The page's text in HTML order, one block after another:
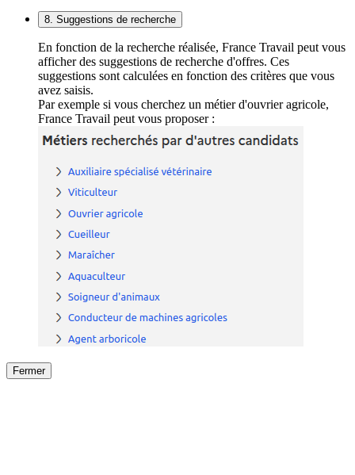
8. Suggestions de recherche
En fonction de la recherche réalisée, France Travail peut vous
afficher des suggestions de recherche d'offres. Ces
suggestions sont calculées en fonction des critères que vous
avez saisis.
Par exemple si vous cherchez un métier d'ouvrier agricole,
France Travail peut vous proposer :
Fermer